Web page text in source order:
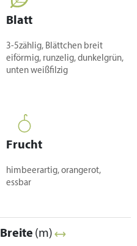
Blatt
3-5zählig, Blättchen breit
eiförmig, runzelig, dunkelgrün,
unten weißfilzig
Frucht
himbeerartig, orangerot,
essbar
Breite (m)